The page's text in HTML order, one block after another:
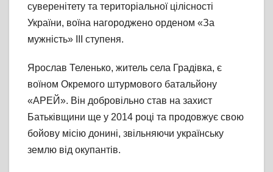
суверенітету та територіальної цілісності
України, воїна нагороджено орденом «За
мужність» ІІІ ступеня.
Ярослав Теленько, житель села Градівка, є
воїном Окремого штурмового батальйону
«АРЕЙ». Він добровільно став на захист
Батьківщини ще у 2014 році та продовжує свою
бойову місію донині, звільняючи українську
землю від окупантів.